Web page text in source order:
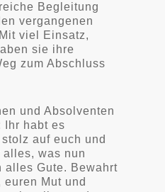
Begleitung
vergangenen
viel Einsatz,
sie ihre
zum Abschluss
und Absolventen
Ihr habt es
auf euch und
was nun
alles Gute. Bewahrt
Mut und